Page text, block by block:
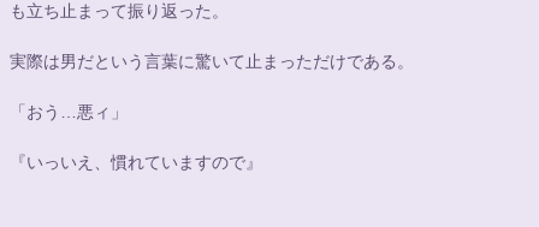
も立ち止まって振り返った。
実際は男だという言葉に驚いて止まっただけである。
「おう…悪ィ」
『いっいえ、慣れていますので』